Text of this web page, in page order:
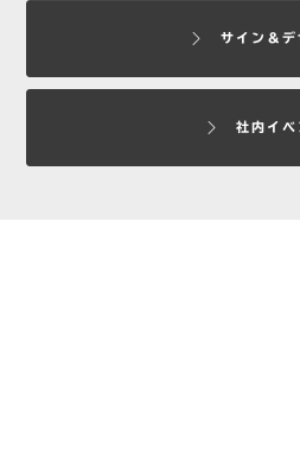
サイン＆デ
社内イベ